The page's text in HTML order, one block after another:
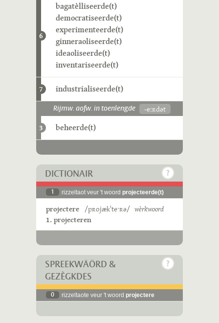
6
bagatèlliseerde(t)
democratiseerde(t)
experimenteerde(t)
ginneraoliseerde(t)
ideaoliseerde(t)
inventariseerde(t)
7 industrialiseerde(t)
Rijmw. aofw. in toenlengde -eːʀdət
3 beheerde(t)
DICTIONAIR
1 rizzeltaot veur 't woord projecteerde(t)
projectere /pʀojækˈteˑʀə/ wèrkwoord
1. projecteren
SPREEKWÄÖRD &
GEZÈGKDES
0 rizzeltaote veur 't woord projectere